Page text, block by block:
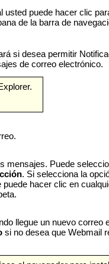
usted puede hacer clic
de la barra de
si desea permitir
de correo electrónico.
mensajes. Puede
. Si selecciona la
puede hacer clic en
llegue un nuevo correo
si no desea que Webmail